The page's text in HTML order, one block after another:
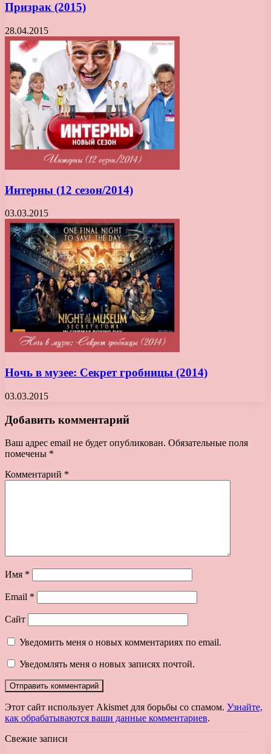
Призрак (2015)
28.04.2015
Интерны (12 сезон/2014)
03.03.2015
Ночь в музее: Секрет гробницы (2014)
03.03.2015
Добавить комментарий
Ваш адрес email не будет опубликован. Обязательные поля
помечены *
Комментарий *
Имя *
Email *
Сайт
Уведомить меня о новых комментариях по email.
Уведомлять меня о новых записях почтой.
Этот сайт использует Akismet для борьбы со спамом. Узнайте,
как обрабатываются ваши данные комментариев.
Свежие записи